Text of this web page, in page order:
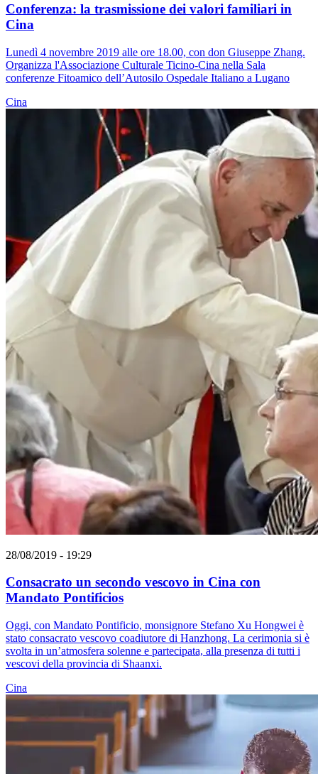
Conferenza: la trasmissione dei valori familiari in
Cina
Lunedì 4 novembre 2019 alle ore 18.00, con don Giuseppe Zhang.
Organizza l'Associazione Culturale Ticino-Cina nella Sala
conferenze Fitoamico dell’Autosilo Ospedale Italiano a Lugano
Cina
28/08/2019 - 19:29
Consacrato un secondo vescovo in Cina con
Mandato Pontificios
Oggi, con Mandato Pontificio, monsignore Stefano Xu Hongwei è
stato consacrato vescovo coadiutore di Hanzhong. La cerimonia si è
svolta in un’atmosfera solenne e partecipata, alla presenza di tutti i
vescovi della provincia di Shaanxi.
Cina